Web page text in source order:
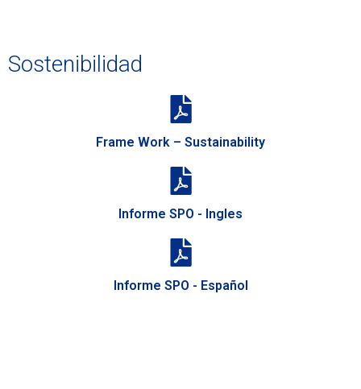
Sostenibilidad
Frame Work – Sustainability
Informe SPO - Ingles
Informe SPO - Español